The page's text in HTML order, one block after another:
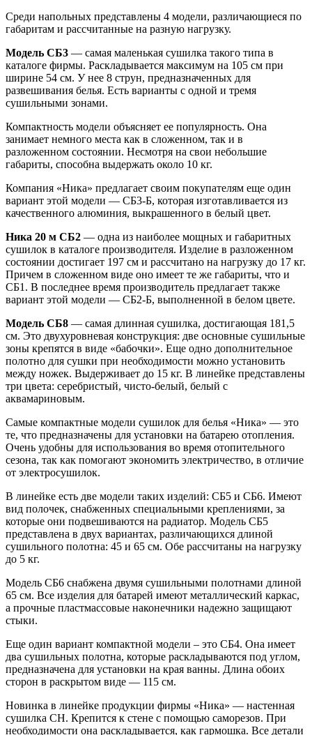
Среди напольных представлены 4 модели, различающиеся по
габаритам и рассчитанные на разную нагрузку.
Модель СБ3 — самая маленькая сушилка такого типа в
каталоге фирмы. Раскладывается максимум на 105 см при
ширине 54 см. У нее 8 струн, предназначенных для
развешивания белья. Есть варианты с одной и тремя
сушильными зонами.
Компактность модели объясняет ее популярность. Она
занимает немного места как в сложенном, так и в
разложенном состоянии. Несмотря на свои небольшие
габариты, способна выдержать около 10 кг.
Компания «Ника» предлагает своим покупателям еще один
вариант этой модели — СБ3-Б, которая изготавливается из
качественного алюминия, выкрашенного в белый цвет.
Ника 20 м СБ2 — одна из наиболее мощных и габаритных
сушилок в каталоге производителя. Изделие в разложенном
состоянии достигает 197 см и рассчитано на нагрузку до 17 кг.
Причем в сложенном виде оно имеет те же габариты, что и
СБ1. В последнее время производитель предлагает также
вариант этой модели — СБ2-Б, выполненной в белом цвете.
Модель СБ8 — самая длинная сушилка, достигающая 181,5
см. Это двухуровневая конструкция: две основные сушильные
зоны крепятся в виде «бабочки». Еще одно дополнительное
полотно для сушки при необходимости можно установить
между ножек. Выдерживает до 15 кг. В линейке представлены
три цвета: серебристый, чисто-белый, белый с
аквамариновым.
Самые компактные модели сушилок для белья «Ника» — это
те, что предназначены для установки на батарею отопления.
Очень удобны для использования во время отопительного
сезона, так как помогают экономить электричество, в отличие
от электросушилок.
В линейке есть две модели таких изделий: СБ5 и СБ6. Имеют
вид полочек, снабженных специальными креплениями, за
которые они подвешиваются на радиатор. Модель СБ5
представлена в двух вариантах, различающихся длиной
сушильного полотна: 45 и 65 см. Обе рассчитаны на нагрузку
до 5 кг.
Модель СБ6 снабжена двумя сушильными полотнами длиной
65 см. Все изделия для батарей имеют металлический каркас,
а прочные пластмассовые наконечники надежно защищают
стыки.
Еще один вариант компактной модели – это СБ4. Она имеет
два сушильных полотна, которые раскладываются под углом,
предназначена для установки на края ванны. Длина обоих
сторон в раскрытом виде — 115 см.
Новинка в линейке продукции фирмы «Ника» — настенная
сушилка СН. Крепится к стене с помощью саморезов. При
необходимости она раскладывается, как гармошка. Все детали